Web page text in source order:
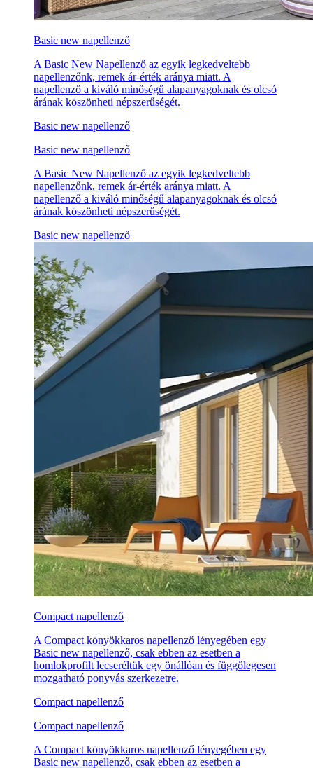
Basic new napellenző
A Basic New Napellenző az egyik legkedveltebb
napellenzőnk, remek ár-érték aránya miatt. A
napellenző a kiváló minőségű alapanyagoknak és olcsó
árának köszönheti népszerűségét.
Basic new napellenző
Basic new napellenző
A Basic New Napellenző az egyik legkedveltebb
napellenzőnk, remek ár-érték aránya miatt. A
napellenző a kiváló minőségű alapanyagoknak és olcsó
árának köszönheti népszerűségét.
Basic new napellenző
Compact napellenző
A Compact könyökkaros napellenző lényegében egy
Basic new napellenző, csak ebben az esetben a
homlokprofilt lecseréltük egy önállóan és függőlegesen
mozgatható ponyvás szerkezetre.
Compact napellenző
Compact napellenző
A Compact könyökkaros napellenző lényegében egy
Basic new napellenző, csak ebben az esetben a